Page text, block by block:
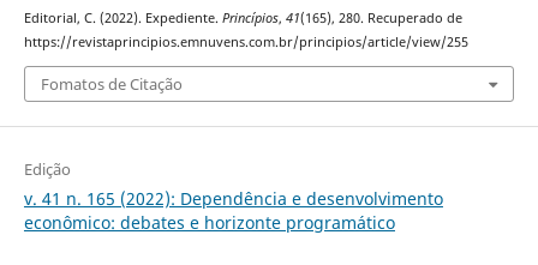
Editorial, C. (2022). Expediente. Princípios, 41(165), 280. Recuperado de
https://revistaprincipios.emnuvens.com.br/principios/article/view/255
Fomatos de Citação
Edição
v. 41 n. 165 (2022): Dependência e desenvolvimento
econômico: debates e horizonte programático